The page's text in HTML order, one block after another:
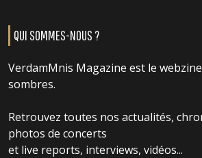
QUI SOMMES-NOUS ?
VerdamMnis Magazine est le
sombres.
Retrouvez toutes nos actualités,
photos de concerts
et live reports, interviews, vidéos...